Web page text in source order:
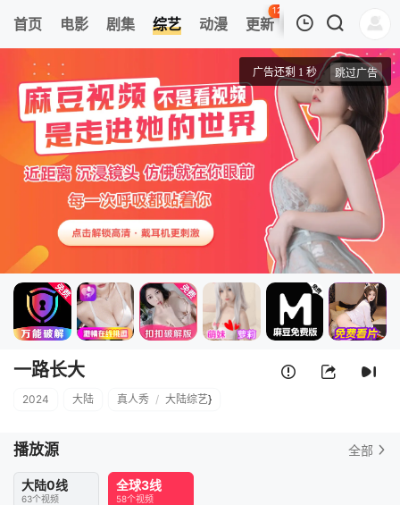
首页 电影 剧集 综艺 动漫 更新
120
热榜 APP
20240411先导片
一路长大
清空
一路长大
2024 大陆 真人秀 / 大陆综艺}
播放源 全部
大陆0线
63个视频
全球3线
58个视频